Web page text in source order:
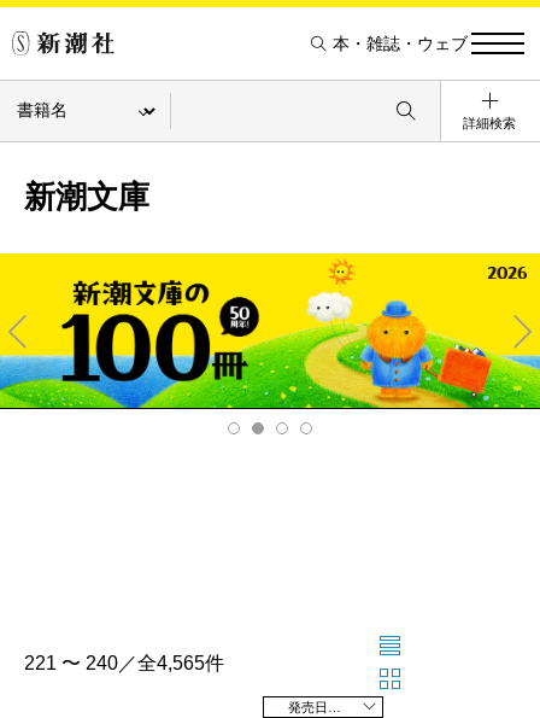
本・雑誌・ウェブ
詳細検索
新潮文庫
Pre
v
Ne
xt
221 〜 240／全4,565件